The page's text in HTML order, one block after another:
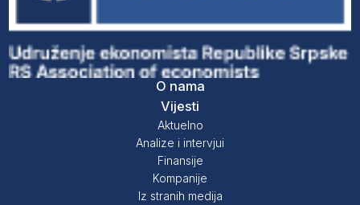
O nama
Vijesti
Aktuelno
Analize i intervjui
Finansije
Kompanije
Iz stranih medija